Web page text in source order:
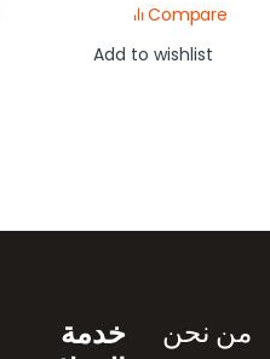
Compare
Add to wishlist
من نحن
خدمة